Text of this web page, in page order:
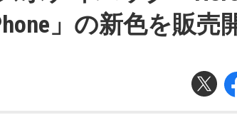
」の新色を販売